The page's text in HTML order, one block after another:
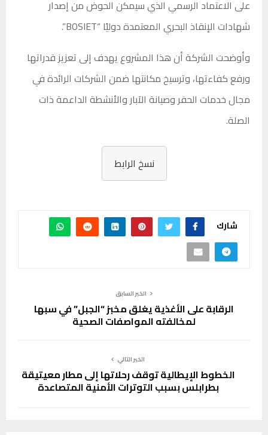
على الاعتماد الرسمي الذي سيمكن الحوض من إصدار
شهادات الإنقاذ البحري المعتمدة دوليًا “BOSIET”.
وأوضحت الشركة أن هذا المشروع يهدف إلى تعزيز قدراتها
ورفع كفاءتها، وترسيخ مكانتها ضمن الشركات الرائدة في
مجال خدمات الحفر وصيانة الآبار والأنشطة الداعمة ذات
الصلة.
نسخ الرابط
شارك
الخبر السابق
الرقابة على الأغذية يغلق مخبز “الجبل” في سبها
لمخالفته المواصفات الصحية
الخبر التالي
الخطوط الإيطالية توقف رحلاتها إلى مطار معيتيقة
بطرابلس بسبب التوترات الأمنية المتصاعدة